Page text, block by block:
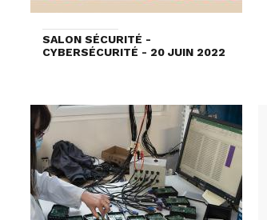
SALON SÉCURITÉ -
CYBERSÉCURITÉ - 20 JUIN 2022